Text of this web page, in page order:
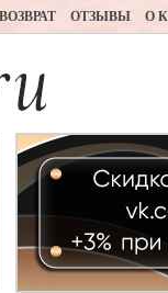
ВОЗВРАТ ОТЗЫВЫ О